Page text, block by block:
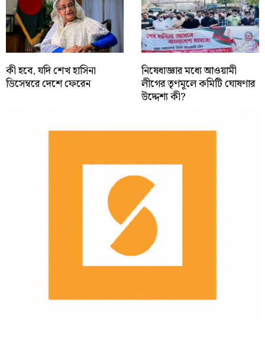
কী হবে, যদি শেখ হাসিনা
ডিসেম্বরে দেশে ফেরেন
নিষেধাজ্ঞার মধ্যে আওয়ামী
লীগের তৃণমূলে কমিটি ঘোষণার
উদ্দেশ্য কী?